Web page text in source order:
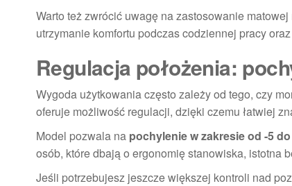
Warto też zwrócić uwagę na zastosowanie
utrzymanie komfortu podczas codziennej pracy
Regulacja położenia:
Wygoda użytkowania często zależy od tego, czy
oferuje możliwość regulacji, dzięki czemu łatwiej
Model pozwala na pochylenie w zakresie od -5
osób, które dbają o ergonomię stanowiska, istotna
Jeśli potrzebujesz jeszcze większej kontroli nad